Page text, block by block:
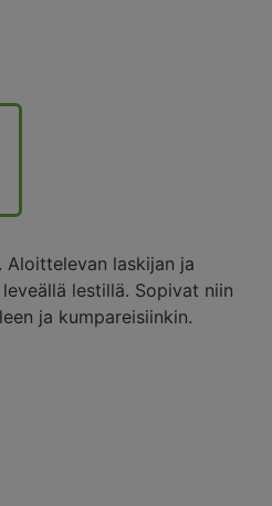
laskijan ja
lestillä. Sopivat niin
ja kumpareisiinkin.